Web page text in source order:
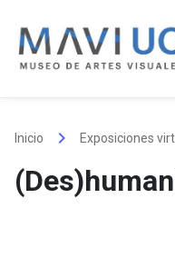
content
Inicio keyboard_arrow_right Exposiciones